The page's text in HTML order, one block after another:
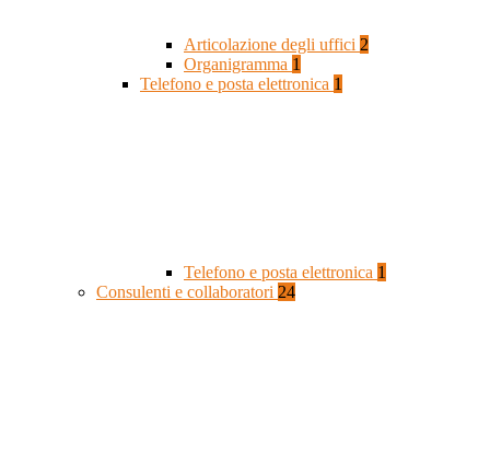
Articolazione degli uffici 2
Organigramma 1
Telefono e posta elettronica 1
Telefono e posta elettronica 1
Consulenti e collaboratori 24